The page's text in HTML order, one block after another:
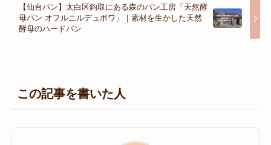
【仙台パン】太白区鈎取にある森のパン工房「天然酵
母パン オフルニルデュボワ」｜素材を生かした天然
酵母のハードパン
この記事を書いた人